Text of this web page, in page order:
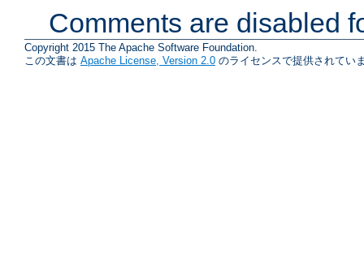
Comments are disabled
Copyright 2015 The Apache Software Foundation.
この文書は Apache License, Version 2.0 のライセンスで提供されてい